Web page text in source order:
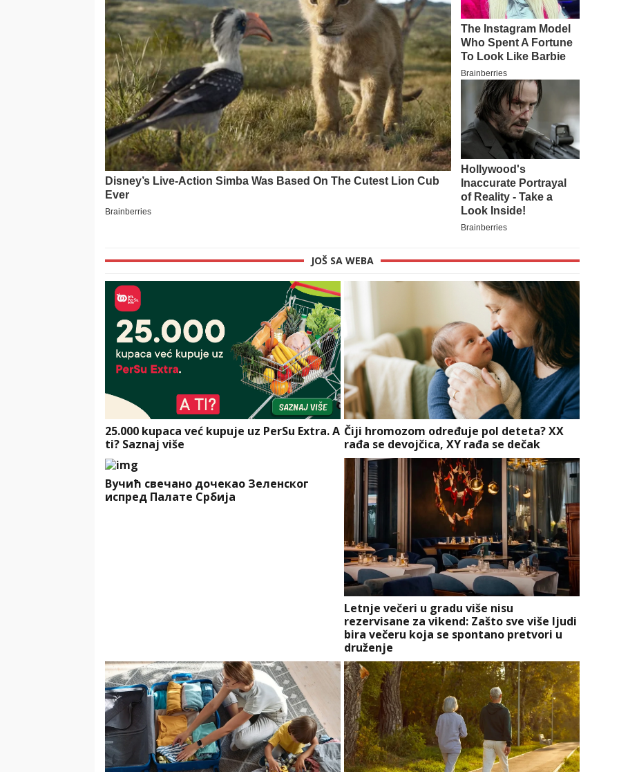
JOŠ SA WEBA
25.000 kupaca već kupuje uz PerSu Extra. A
ti? Saznaj više
Čiji hromozom određuje pol deteta? XX
rađa se devojčica, XY rađa se dečak
Вучић свечано дочекао Зеленског
испред Палате Србија
Letnje večeri u gradu više nisu
rezervisane za vikend: Zašto sve više ljudi
bira večeru koja se spontano pretvori u
druženje